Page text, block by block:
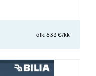
alk. 633 €/kk